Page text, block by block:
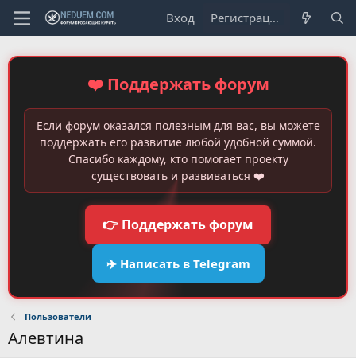
Вход Регистрация
❤️ Поддержать форум
Если форум оказался полезным для вас, вы можете
поддержать его развитие любой удобной суммой.
Спасибо каждому, кто помогает проекту
существовать и развиваться ❤️
👉 Поддержать форум
✈️ Написать в Telegram
Пользователи
Алевтина